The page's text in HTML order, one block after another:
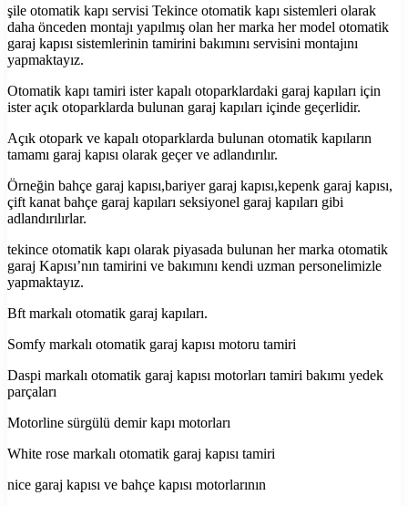
şile otomatik kapı servisi Tekince otomatik kapı sistemleri olarak
daha önceden montajı yapılmış olan her marka her model otomatik
garaj kapısı sistemlerinin tamirini bakımını servisini montajını
yapmaktayız.
Otomatik kapı tamiri ister kapalı otoparklardaki garaj kapıları için
ister açık otoparklarda bulunan garaj kapıları içinde geçerlidir.
Açık otopark ve kapalı otoparklarda bulunan otomatik kapıların
tamamı garaj kapısı olarak geçer ve adlandırılır.
Örneğin bahçe garaj kapısı,bariyer garaj kapısı,kepenk garaj kapısı,
çift kanat bahçe garaj kapıları seksiyonel garaj kapıları gibi
adlandırılırlar.
tekince otomatik kapı olarak piyasada bulunan her marka otomatik
garaj Kapısı’nın tamirini ve bakımını kendi uzman personelimizle
yapmaktayız.
Bft markalı otomatik garaj kapıları.
Somfy markalı otomatik garaj kapısı motoru tamiri
Daspi markalı otomatik garaj kapısı motorları tamiri bakımı yedek
parçaları
Motorline sürgülü demir kapı motorları
White rose markalı otomatik garaj kapısı tamiri
nice garaj kapısı ve bahçe kapısı motorlarının